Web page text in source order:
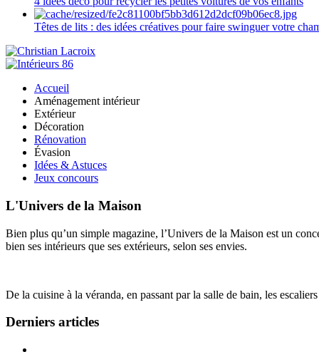
Têtes de lits : des idées créatives pour faire swinguer votre
Accueil
Aménagement intérieur
Extérieur
Décoration
Rénovation
Évasion
Idées & Astuces
Jeux concours
L'Univers de la Maison
Bien plus qu’un simple magazine, l’Univers de la Maison est un
bien ses intérieurs que ses extérieurs, selon ses envies.
De la cuisine à la véranda, en passant par la salle de bain, les
Derniers articles